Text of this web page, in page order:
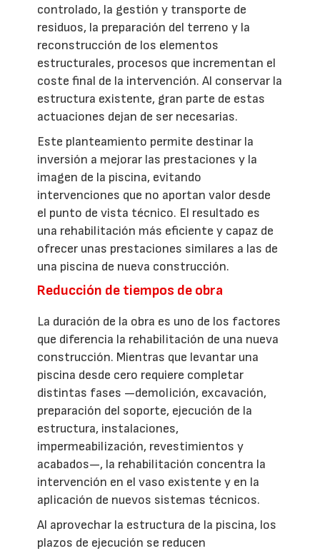
controlado, la gestión y transporte de
residuos, la preparación del terreno y la
reconstrucción de los elementos
estructurales, procesos que incrementan el
coste final de la intervención. Al conservar la
estructura existente, gran parte de estas
actuaciones dejan de ser necesarias.
Este planteamiento permite destinar la
inversión a mejorar las prestaciones y la
imagen de la piscina, evitando
intervenciones que no aportan valor desde
el punto de vista técnico. El resultado es
una rehabilitación más eficiente y capaz de
ofrecer unas prestaciones similares a las de
una piscina de nueva construcción.
Reducción de tiempos de obra
La duración de la obra es uno de los factores
que diferencia la rehabilitación de una nueva
construcción. Mientras que levantar una
piscina desde cero requiere completar
distintas fases —demolición, excavación,
preparación del soporte, ejecución de la
estructura, instalaciones,
impermeabilización, revestimientos y
acabados—, la rehabilitación concentra la
intervención en el vaso existente y en la
aplicación de nuevos sistemas técnicos.
Al aprovechar la estructura de la piscina, los
plazos de ejecución se reducen